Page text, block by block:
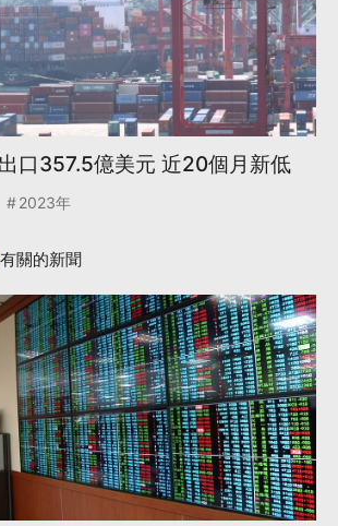
口357.5億美元 近20個月新低
2023年
有關的新聞